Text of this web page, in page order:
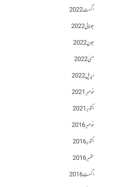
اگست 2022
جولائی 2022
جون 2022
مئی 2022
اپریل 2022
نومبر 2021
اکتوبر 2021
نومبر 2016
اکتوبر 2016
ستمبر 2016
اگست 2016